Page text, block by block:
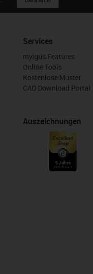
Services
myigus Features
Online Tools
Kostenlose Muster
CAD Download Portal
Auszeichnungen